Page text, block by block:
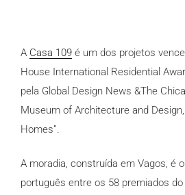
A Casa 109 é um dos projetos
House International Residential
pela Global Design News &The
Museum of Architecture and
Homes”.
A moradia, construída em Vagos, é
português entre os 58 premiados